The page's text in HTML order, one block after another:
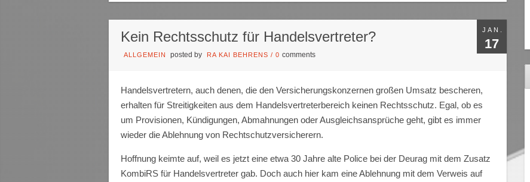
JAN.
17
Kein Rechtsschutz für Handelsvertreter?
ALLGEMEIN posted by RA KAI BEHRENS / 0 comments
Handelsvertretern, auch denen, die den Versicherungskonzernen großen Umsatz bescheren,
erhalten für Streitigkeiten aus dem Handelsvertreterbereich keinen Rechtsschutz. Egal, ob es
um Provisionen, Kündigungen, Abmahnungen oder Ausgleichsansprüche geht, gibt es immer
wieder die Ablehnung von Rechtschutzversicherern.
Hoffnung keimte auf, weil es jetzt eine etwa 30 Jahre alte Police bei der Deurag mit dem Zusatz
KombiRS für Handelsvertreter gab. Doch auch hier kam eine Ablehnung mit dem Verweis auf